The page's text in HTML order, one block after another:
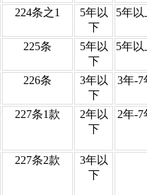
224条之1
5年以
下
5年以
225条
5年以
下
5年以
226条
3年以
下
3年-7
227条1款
2年以
下
2年-7
227条2款
3年以
下